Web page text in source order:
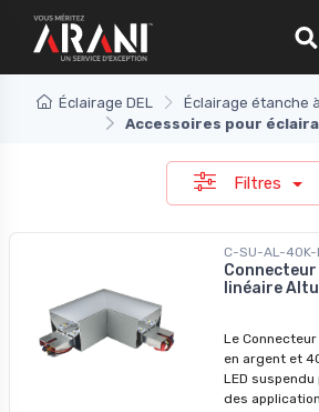
Éclairage DEL
Éclairage étanche
Accessoires pour
Filtres
C-SU-AL-40K-L
linéaire
Le
en argent et
LED
des